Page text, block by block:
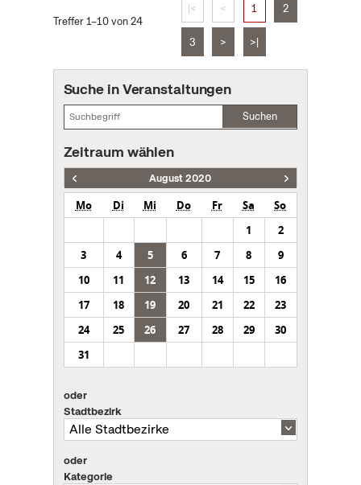
Treffer 1–10 von 24
|< < 1 2
3 > >|
Suche in Veranstaltungen
Suchen
Zeitraum wählen
August 2020
Mo Di Mi Do Fr Sa
So
1
2
3
4 5 6 7 8
9
10
11 12 13 14 15
16
17
18 19 20 21 22
23
24
25 26 27 28 29
30
31
oder
Stadtbezirk
oder
Kategorie